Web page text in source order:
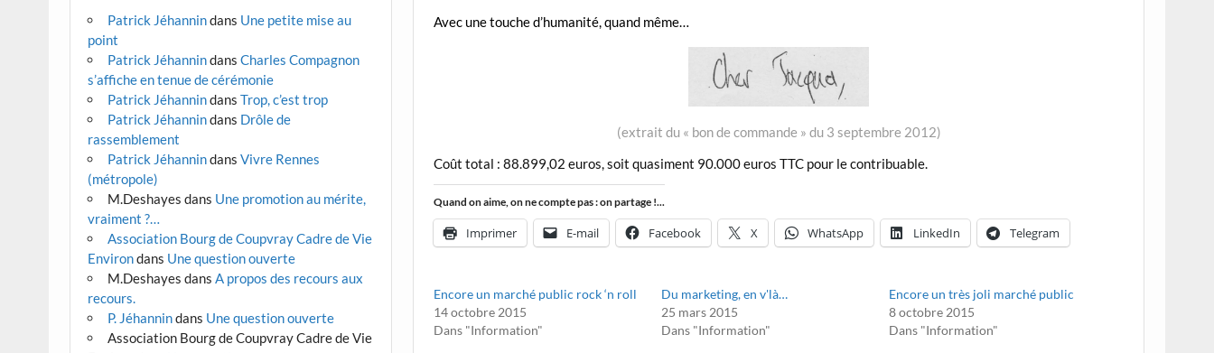
Avec une touche d’humanité, quand même…
(extrait du « bon de commande » du 3 septembre 2012)
Coût total : 88.899,02 euros, soit quasiment 90.000 euros TTC pour le contribuable.
Quand on aime, on ne compte pas : on partage !...
Imprimer E-mail Facebook X WhatsApp LinkedIn Telegram
Encore un marché public rock ‘n roll
14 octobre 2015
Dans "Information"
Du marketing, en v'là…
25 mars 2015
Dans "Information"
Encore un très joli marché public
8 octobre 2015
Dans "Information"
Patrick Jéhannindans Une petite mise au
point
Patrick Jéhannindans Charles Compagnon
s’affiche en tenue de cérémonie
Patrick Jéhannindans Trop, c’est trop
Patrick Jéhannindans Drôle de
rassemblement
Patrick Jéhannindans Vivre Rennes
(métropole)
M.Deshayes dans Une promotion au mérite,
vraiment ?…
Association Bourg de Coupvray Cadre de Vie
Environdans Une question ouverte
M.Deshayes dans A propos des recours aux
recours.
P. Jéhannindans Une question ouverte
Association Bourg de Coupvray Cadre de Vie